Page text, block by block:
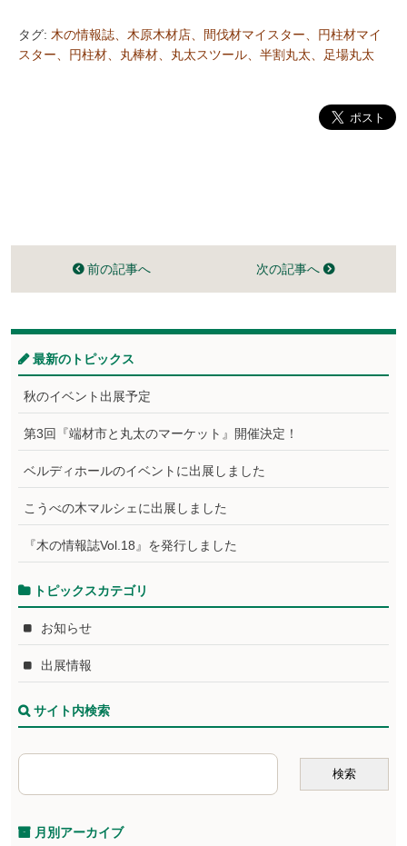
タグ: 木の情報誌、木原木材店、間伐材マイスター、円柱材マイ
スター、円柱材、丸棒材、丸太スツール、半割丸太、足場丸太
前の記事へ 次の記事へ
最新のトピックス
秋のイベント出展予定
第3回『端材市と丸太のマーケット』開催決定！
ベルディホールのイベントに出展しました
こうべの木マルシェに出展しました
『木の情報誌Vol.18』を発行しました
トピックスカテゴリ
お知らせ
出展情報
サイト内検索
月別アーカイブ